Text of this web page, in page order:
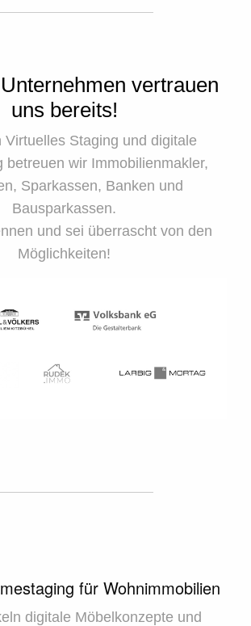
vertrauen
uns bereits!
Virtuelles Staging und digitale
betreuen wir Immobilienmakler,
Sparkassen, Banken und
Bausparkassen.
und sei überrascht von den
Möglichkeiten!
für Wohnimmobilien
digitale Möbelkonzepte und